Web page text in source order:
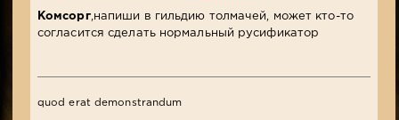
Комсорг,напиши в гильдию толмачей, может кто-то
согласится сделать нормальный русификатор
quod erat demonstrandum